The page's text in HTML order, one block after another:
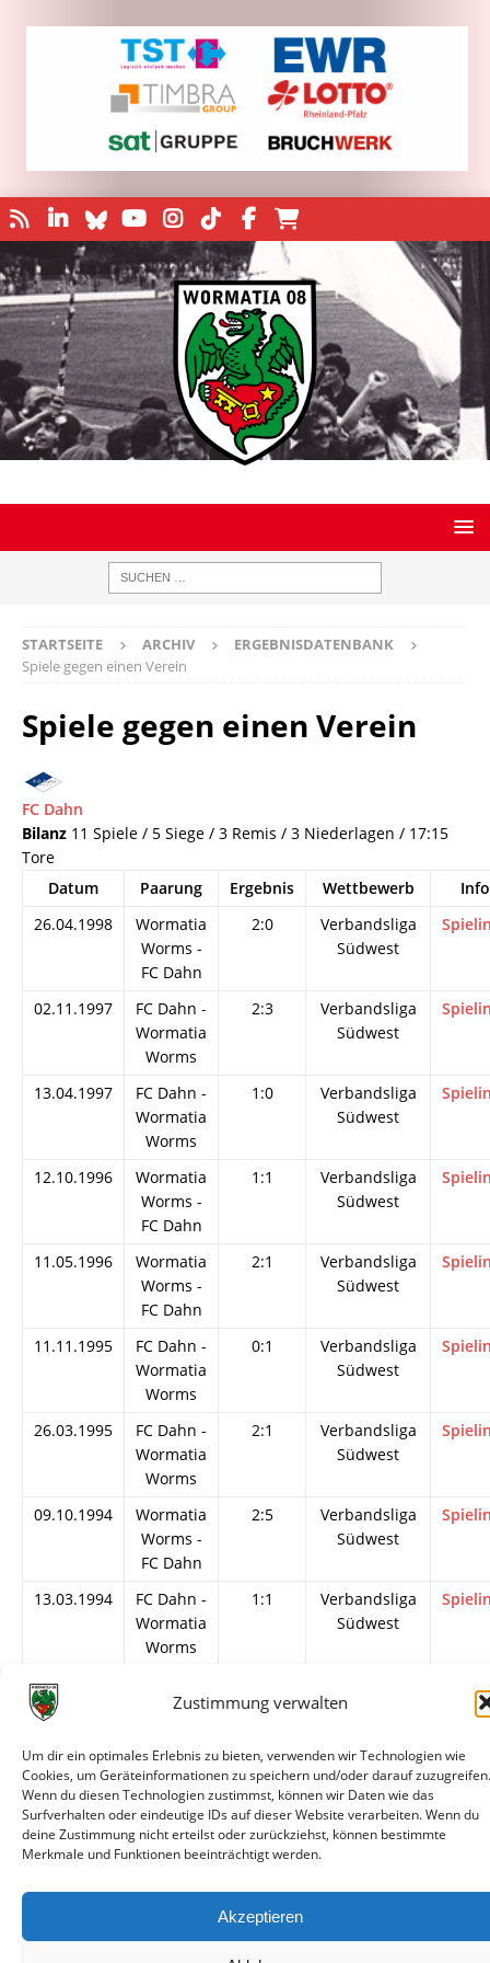
Zustimmung verwalten
Um dir ein optimales Erlebnis zu bieten, verwenden wir Technologien wie
Cookies, um Geräteinformationen zu speichern und/oder darauf zuzugreifen.
Wenn du diesen Technologien zustimmst, können wir Daten wie das
Surfverhalten oder eindeutige IDs auf dieser Website verarbeiten. Wenn du
deine Zustimmung nicht erteilst oder zurückziehst, können bestimmte
Merkmale und Funktionen beeinträchtigt werden.
Akzeptieren
STARTSEITE ARCHIV
ERGEBNISDATENBANK
Spiele gegen einen Verein
Spiele gegen einen Verein
FC Dahn
Bilanz 11 Spiele / 5 Siege / 3 Remis / 3 Niederlagen / 17:15
Tore
Datum
Paarung Ergebnis Wettbewerb
Info
26.04.1998
Wormatia
Worms -
FC Dahn
2:0
Verbandsliga
Südwest
02.11.1997
FC Dahn -
Wormatia
Worms
2:3
Verbandsliga
Südwest
13.04.1997
FC Dahn -
Wormatia
Worms
1:0
Verbandsliga
Südwest
12.10.1996
Wormatia
Worms -
FC Dahn
1:1
Verbandsliga
Südwest
11.05.1996
Wormatia
Worms -
FC Dahn
2:1
Verbandsliga
Südwest
11.11.1995
FC Dahn -
Wormatia
Worms
0:1
Verbandsliga
Südwest
26.03.1995
FC Dahn -
Wormatia
Worms
2:1
Verbandsliga
Südwest
09.10.1994
Wormatia
Worms -
FC Dahn
2:5
Verbandsliga
Südwest
13.03.1994
FC Dahn -
Wormatia
Worms
1:1
Verbandsliga
Südwest
26.09.1993
Worms -
Südwest
26.09.1964
FC Dahn -
Wormatia
Worms
1:3 Südwestpokal